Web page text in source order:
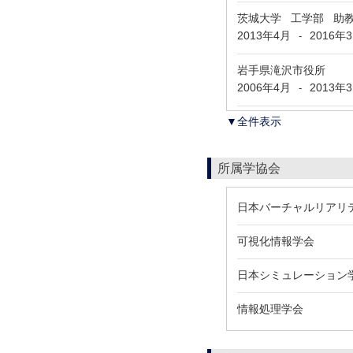
茨城大学 工学部 助
2013年4月
- 2016年3
岩手県滝沢市役所
2006年4月
- 2013年3
▼全件表示
所属学協会
日本バーチャルリアリ
可視化情報学会
日本シミュレーション
情報処理学会